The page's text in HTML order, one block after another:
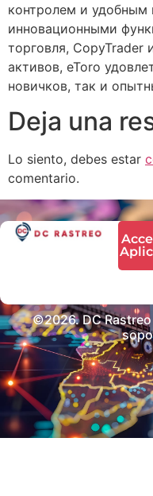
контролем и
инновационными
торговля, CopyTrader
активов, eToro
новичков, так и
Deja una
Lo siento, debes estar
comentario.
©2026. DC